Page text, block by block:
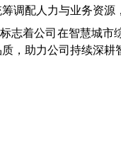
调配人力与业务资源
志着公司在智慧城
，助力公司持续深耕